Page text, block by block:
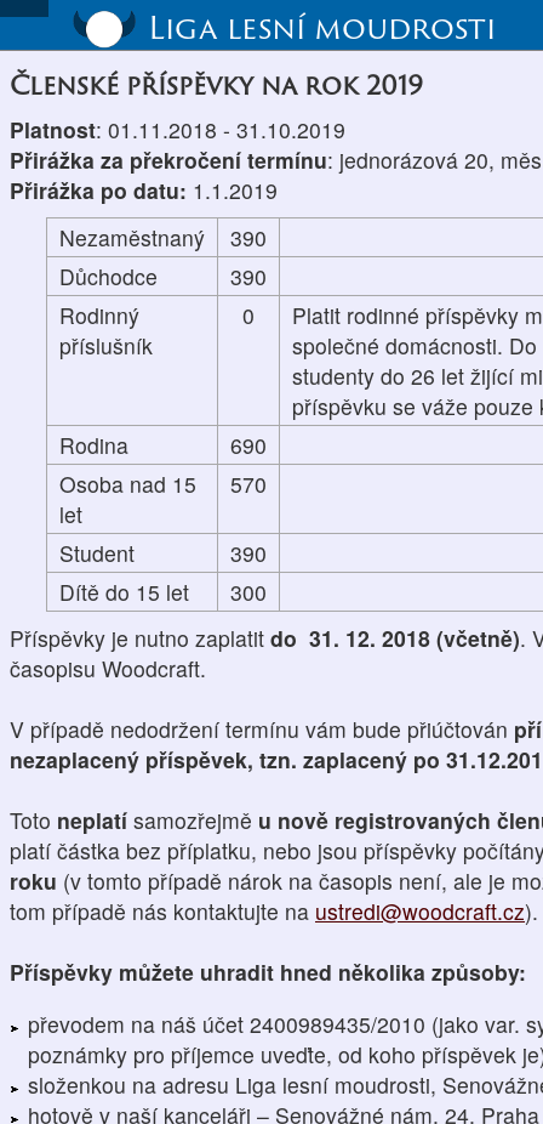
Liga lesní moudrosti
Členské příspěvky na rok 2019
Platnost: 01.11.2018 - 31.10.2019
Přirážka za překročení termínu: jednorázová 20,
Přirážka po datu: 1.1.2019
Nezaměstnaný
390
Důchodce
390
Rodinný
příslušník
0
Platit rodinné příspěvky
společné domácnosti.
studenty do 26 let žijící
příspěvku se váže
Rodina
690
Osoba nad 15
let
570
Student
390
Dítě do 15 let
300
Příspěvky je nutno zaplatit do 31. 12. 2018 (včetně).
časopisu Woodcraft.
V případě nedodržení termínu vám bude přiúčtován
nezaplacený příspěvek, tzn. zaplacený po
Toto neplatí samozřejmě u nově registrovaných
platí částka bez příplatku, nebo jsou příspěvky
roku (v tomto případě nárok na časopis není, ale je
tom případě nás kontaktujte na ustredi@woodcraft.cz).
Příspěvky můžete uhradit hned několika způsoby:
převodem na náš účet 2400989435/2010 (jako var.
poznámky pro příjemce uveďte, od koho příspěvek
složenkou na adresu Liga lesní moudrosti,
hotově v naší kanceláři – Senovážné nám. 24,